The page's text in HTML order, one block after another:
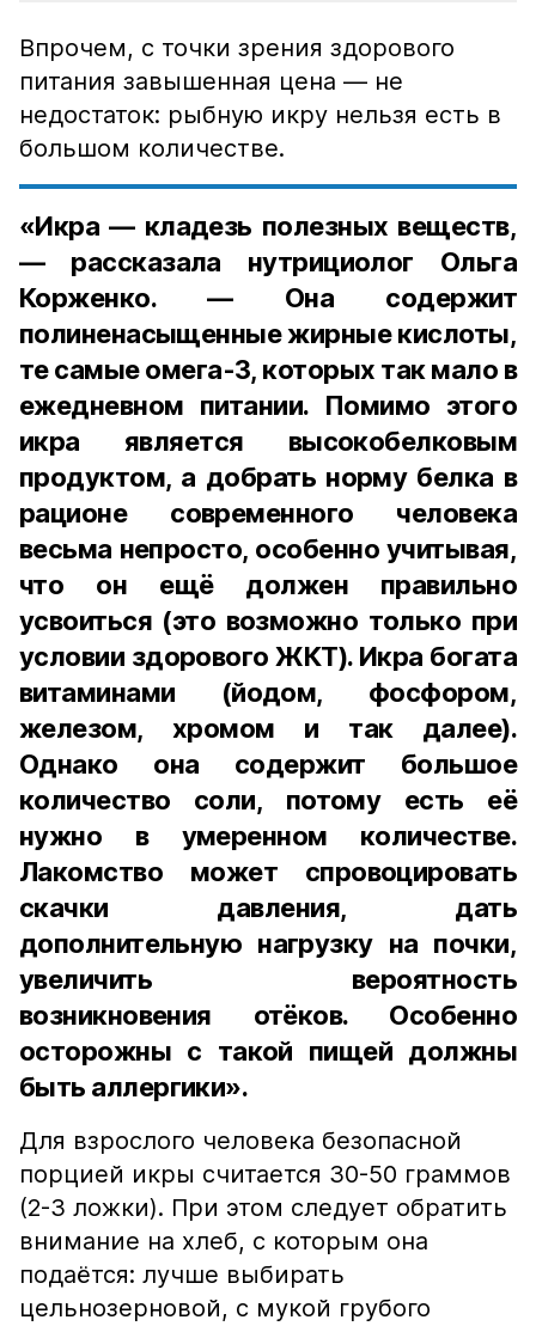
Впрочем, с точки зрения здорового
питания завышенная цена — не
недостаток: рыбную икру нельзя есть в
большом количестве.
«Икра — кладезь полезных веществ,
— рассказала нутрициолог Ольга
Корженко. — Она содержит
полиненасыщенные жирные кислоты,
те самые омега-3, которых так мало в
ежедневном питании. Помимо этого
икра является высокобелковым
продуктом, а добрать норму белка в
рационе современного человека
весьма непросто, особенно учитывая,
что он ещё должен правильно
усвоиться (это возможно только при
условии здорового ЖКТ). Икра богата
витаминами (йодом, фосфором,
железом, хромом и так далее).
Однако она содержит большое
количество соли, потому есть её
нужно в умеренном количестве.
Лакомство может спровоцировать
скачки давления, дать
дополнительную нагрузку на почки,
увеличить вероятность
возникновения отёков. Особенно
осторожны с такой пищей должны
быть аллергики».
Для взрослого человека безопасной
порцией икры считается 30-50 граммов
(2-3 ложки). При этом следует обратить
внимание на хлеб, с которым она
подаётся: лучше выбирать
цельнозерновой, с мукой грубого